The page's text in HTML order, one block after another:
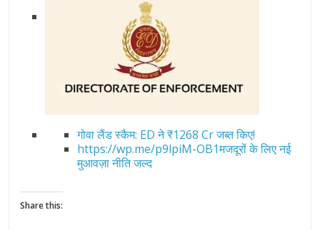
गोवा लैंड स्कैम: ED ने ₹1268 Cr जब्त किए!
https://wp.me/p9lpiM-OB1मजदूरों के लिए नई
मुआवज़ा नीति जल्द
Share this: